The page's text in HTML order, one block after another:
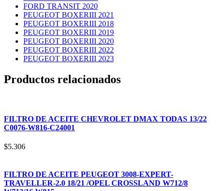
FORD TRANSIT 2020
PEUGEOT BOXERIII 2021
PEUGEOT BOXERIII 2018
PEUGEOT BOXERIII 2019
PEUGEOT BOXERIII 2020
PEUGEOT BOXERIII 2022
PEUGEOT BOXERIII 2023
Productos relacionados
FILTRO DE ACEITE CHEVROLET DMAX TODAS 13/22
C0076-W816-C24001
$5.306
FILTRO DE ACEITE PEUGEOT 3008-EXPERT-
TRAVELLER-2.0 18/21 /OPEL CROSSLAND W712/8